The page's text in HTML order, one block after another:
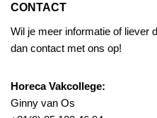
CONTACT
Wil je meer informatie of liever
dan contact met ons op!
Horeca Vakcollege:
Ginny van Os